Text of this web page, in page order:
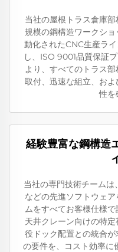
当社の屋根トラス倉庫
規模の鋼構造ワークシ
動化されたCNC生産ラ
し、ISO 9001品質保証
より、すべてのトラス
取付、迅速な組立、お
性を
経験豊富な鋼構造
当社の専門技術チーム
などの先進ソフトウェ
ムをすべてお客様仕様で
天井クレーン向けの特
役ドック配置との統合
の要件を、コスト効率